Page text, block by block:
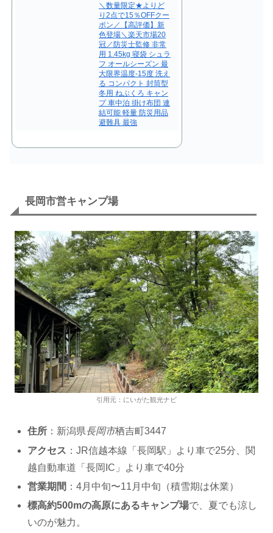
＼数量限定★よりど
り2点で15％OFFクー
ポン／【高評価】新
色登場＼楽天市場20
冠／防災士監修 非常
用 1.45kg 寝袋 シュラ
フ オールシーズン 最
大限界温度-15度 洗え
る コンパクト 封筒型
冬用 ねぶくろ キャン
プ 車中泊 掛け布団 連
結可能 軽量 防災用品
避難具 最強
長岡市営キャンプ場
引用元：にいがた観光ナビ
住所 ：新潟県長岡市栖吉町3447
アクセス ：JR信越本線「長岡駅」より車で25分、関
越自動車道「長岡IC」より車で40分
営業期間 ：4月中旬〜11月中旬（積雪期は休業）
標高約500mの高原にあるキャンプ場で、夏でも涼し
いのが魅力。